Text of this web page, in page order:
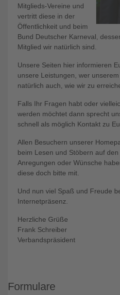
Mitglieds-Vereine und
vertritt diese in der
Öffentlichkeit und beim
Bund Deutscher Karneval,
Mitglied wir natürlich sind.
Unsere Seiten hier informieren
unsere Leistungen, wer
natürlich auch, wie wir zu
Falls Ihr Fragen habt oder
werden möchtet dann sprecht
schnell als möglich Kontakt zu
Allen Besuchern unserer
beim Lesen und Stöbern auf
Anregungen oder Wünsche
diese doch bitte mit.
Und nun viel Spaß und Freude
Internetpräsenz.
Herzliche Grüße
Frank Schreiber
Verbandspräsident
Formulare